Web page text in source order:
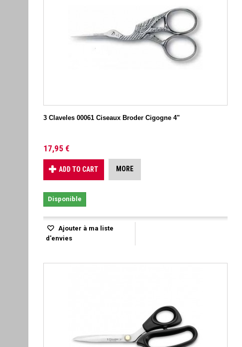
3 Claveles 00061 Ciseaux Broder Cigogne 4"
17,95 €
ADD TO CART MORE
Disponible
Ajouter à ma liste
d'envies